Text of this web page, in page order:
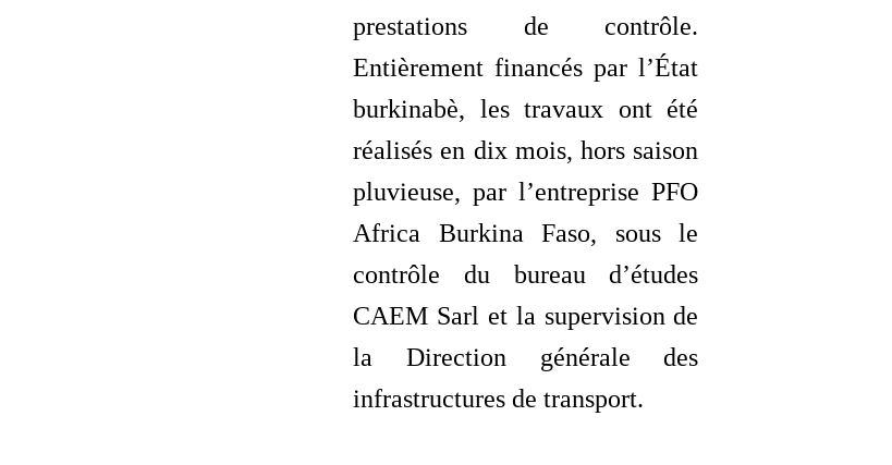
prestations de contrôle.
Entièrement financés par l’État
burkinabè, les travaux ont été
réalisés en dix mois, hors saison
pluvieuse, par l’entreprise PFO
Africa Burkina Faso, sous le
contrôle du bureau d’études
CAEM Sarl et la supervision de
la Direction générale des
infrastructures de transport.